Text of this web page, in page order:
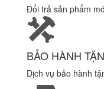
Đổi trả sản phẩm
BẢO HÀNH
Dịch vụ bảo hành